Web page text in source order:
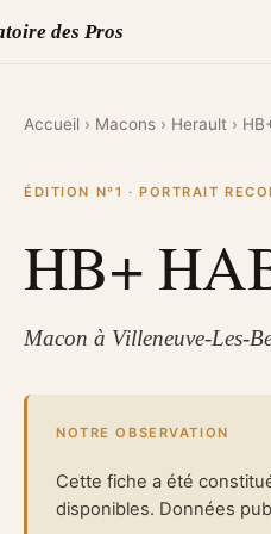
des Pros
Accueil › Macons › Herault ›
ÉDITION N°1 · PORTRAIT
HB+
Macon à Villeneuve-Les-
NOTRE OBSERVATION
Cette fiche a été
disponibles. Données